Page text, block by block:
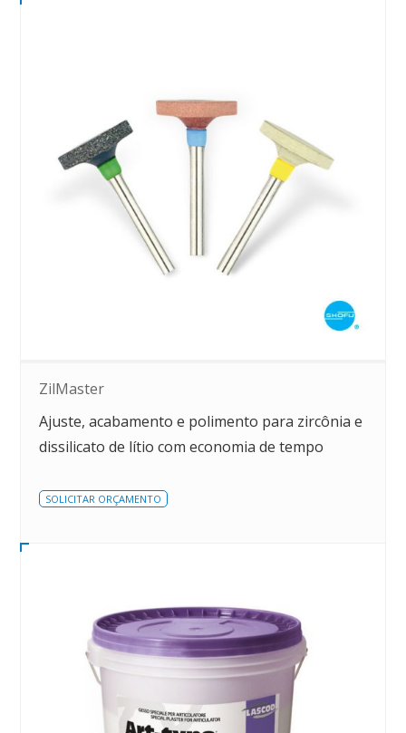
ZilMaster
Ajuste, acabamento e polimento para zircônia e
dissilicato de lítio com economia de tempo
SOLICITAR ORÇAMENTO